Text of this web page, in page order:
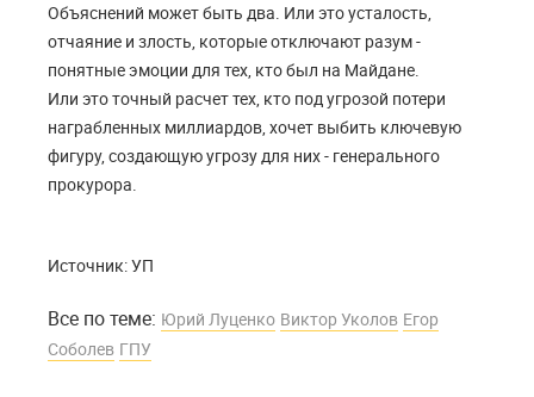
Объяснений может быть два. Или это усталость,
отчаяние и злость, которые отключают разум -
понятные эмоции для тех, кто был на Майдане.
Или это точный расчет тех, кто под угрозой потери
награбленных миллиардов, хочет выбить ключевую
фигуру, создающую угрозу для них - генерального
прокурора.
Источник: УП
Все по теме: Юрий Луценко Виктор Уколов Егор
Соболев ГПУ